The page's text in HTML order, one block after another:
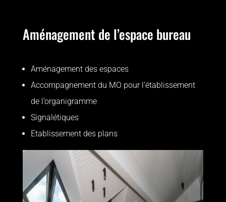
Aménagement de l’espace bureau
Aménagement des espaces
Accompagnement du MO pour l’établissement
de l’organigramme
Signalétiques
Etablissement des plans